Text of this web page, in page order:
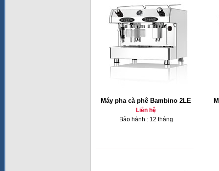
Máy pha cà phê Bambino 2LE
Liên hệ
Bảo hành : 12 tháng